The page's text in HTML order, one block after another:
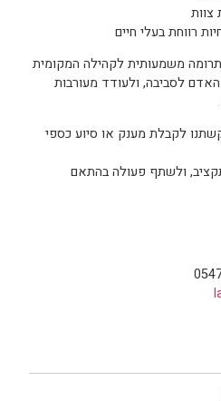
צוות
רווחת בעלי חיים
משמעותית לקהילה המקומית
לסביבה, ולעודד מעורבות
לקבלת מענק או סיוע כספי
ולשתף פעולה בהתאם